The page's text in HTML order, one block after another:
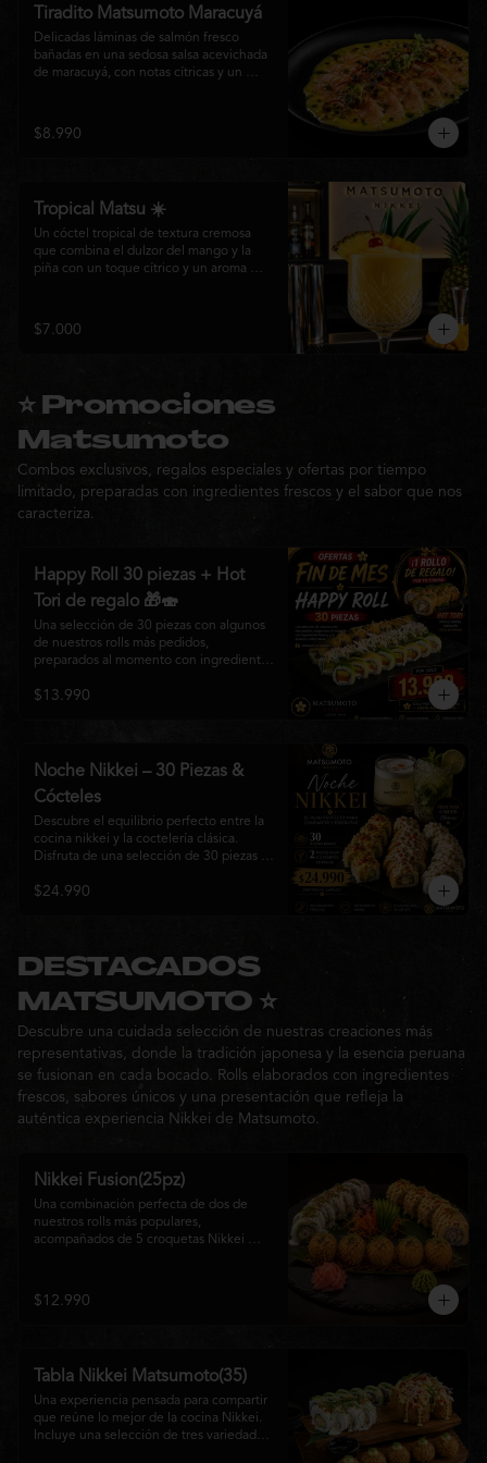
Tiradito Matsumoto Maracuyá
Delicadas láminas de salmón fresco
bañadas en una sedosa salsa acevichada
de maracuyá, con notas cítricas y un
de ají rojo, aceite de cilantro, brotes
frescos y pimienta recién molida. Un
$8.990
Tropical Matsu ☀️
Un cóctel tropical de textura cremosa
que combina el dulzor del mango y la
piña con un toque cítrico y un aroma
nikkei de Matsumoto.
$7.000
⭐ Promociones
Matsumoto
Combos exclusivos, regalos especiales y ofertas por tiempo
limitado, preparadas con ingredientes frescos y el sabor que nos
caracteriza.
Happy Roll 30 piezas + Hot
Tori de regalo 🎁🍣
Una selección de 30 piezas con algunos
de nuestros rolls más pedidos,
preparados al momento con ingredientes
Matsumoto Nikkei. Una promoción
Incluye un Hot Tori de regalo (10 piezas):
crema y cebollín, frito en panko hasta
obtener un dorado perfecto y una
textura irresistible.
$13.990
Noche Nikkei – 30 Piezas &
Cócteles
Descubre el equilibrio perfecto entre la
cocina nikkei y la coctelería clásica.
Disfruta de una selección de 30 piezas
frescos, acompañadas de 2 Pisco Sour o
a Matsumoto Nikkei.
Ideal para: una cita, una salida con
amigos o una noche especial llena de
sabor y buena compañía.
$24.990
DESTACADOS
MATSUMOTO ⭐
Descubre una cuidada selección de nuestras creaciones más
representativas, donde la tradición japonesa y la esencia peruana
se fusionan en cada bocado. Rolls elaborados con ingredientes
frescos, sabores únicos y una presentación que refleja la
auténtica experiencia Nikkei de Matsumoto.
Nikkei Fusion(25pz)
Una combinación perfecta de dos de
nuestros rolls más populares,
acompañados de 5 croquetas Nikkei
cremosa salsa de la casa. Una tabla que
reúne diferentes texturas y sabores, ideal
$12.990
Tabla Nikkei Matsumoto(35)
Una experiencia pensada para compartir
que reúne lo mejor de la cocina Nikkei.
Incluye una selección de tres variedades